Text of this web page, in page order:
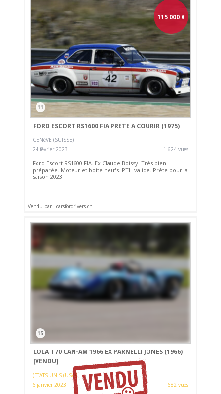
115 000€
11
FORD ESCORT RS1600 FIA PRETE A COURIR (1975)
GENèVE (SUISSE)
24 février 2023
1 624 vues
Ford Escort RS1600 FIA. Ex Claude Boissy. Très bien
préparée. Moteur et boite neufs. PTH valide. Prête pour la
saison 2023
Vendu par : carsfordrivers.ch
15
LOLA T70 CAN-AM 1966 EX PARNELLI JONES (1966)
[VENDU]
(ETATS-UNIS (USA))
6 janvier 2023
682 vues